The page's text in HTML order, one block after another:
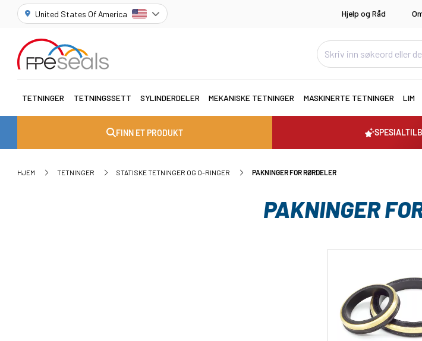
United States Of America Hjelp og Råd
TETNINGER TETNINGSSETT SYLINDERDELER MEKANISKE TETNINGER MASKINERTE TETNINGER LIM
FINN ET PRODUKT
HJEM TETNINGER STATISKE TETNINGER OG O-RINGER PAKNINGER FOR RØRDELER
PAKNINGER